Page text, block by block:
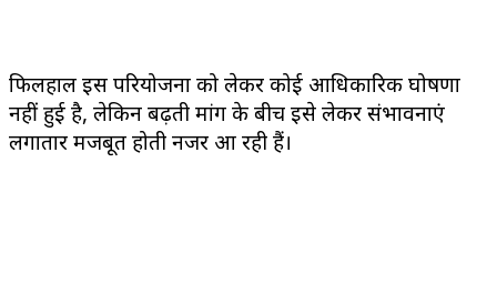
फिलहाल इस परियोजना को लेकर कोई आधिकारिक घोषणा
नहीं हुई है, लेकिन बढ़ती मांग के बीच इसे लेकर संभावनाएं
लगातार मजबूत होती नजर आ रही हैं।